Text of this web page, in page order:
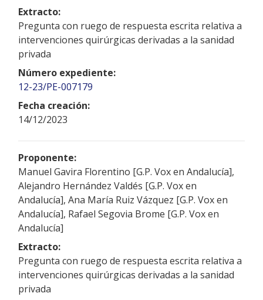
Extracto:
Pregunta con ruego de respuesta escrita relativa a
intervenciones quirúrgicas derivadas a la sanidad
privada
Número expediente:
12-23/PE-007179
Fecha creación:
14/12/2023
Proponente:
Manuel Gavira Florentino [G.P. Vox en Andalucía],
Alejandro Hernández Valdés [G.P. Vox en
Andalucía], Ana María Ruiz Vázquez [G.P. Vox en
Andalucía], Rafael Segovia Brome [G.P. Vox en
Andalucía]
Extracto:
Pregunta con ruego de respuesta escrita relativa a
intervenciones quirúrgicas derivadas a la sanidad
privada